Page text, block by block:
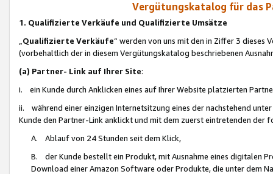
Vergütungskatalog für das
1. Qualifizierte Verkäufe und Qualifizierte Umsätze
Qualifizierte Verkäufe“ werden von uns mit den in Ziffer 3
(vorbehaltlich der in diesem Vergütungskatalog beschriebenen
(a) Partner- Link auf Ihrer Site:
i. ein Kunde durch Anklicken eines auf Ihrer Website platzierten
ii. während einer einzigen Internetsitzung eines der nachstehend
Kunde den Partner-Link anklickt und mit dem zuerst eintretenden der
A. Ablauf von 24 Stunden seit dem Klick,
B. der Kunde bestellt ein Produkt, mit Ausnahme eines digitalen
Download einer Amazon Software oder Produkte, die unter dem